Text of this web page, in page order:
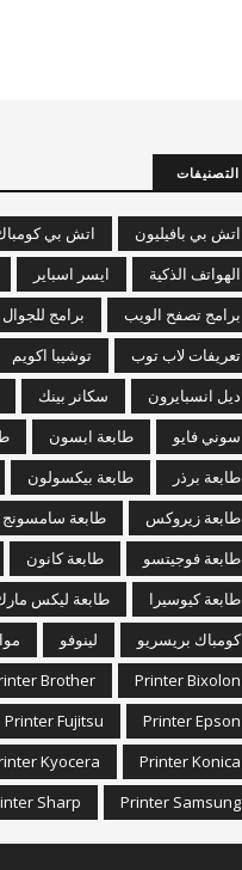
التصنيفات
اتش بي بافيليون اتش بي
الهواتف الذكية
ايسر اسباير
برامج تصفح الويب
برامج للجوال
تعريفات لاب توب
توشيبا اكويم
ديل انسبايرون
سكانر بينك
سوني فايو
طابعة ابسون
طابعة برذر
طابعة بيكسولون
طابعة زيروكس
طابعة سامسونج
طابعة فوجيتسو
طابعة كانون
طابعة كيوسيرا
طابعة ليكس
كومباك بريسريو
لينوفو
Printer Bixolon
Brother
Printer Epson
Printer Fujitsu
Printer Konica
Kyocera
Printer Samsung
Sharp